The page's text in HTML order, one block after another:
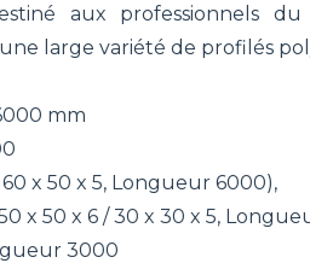
aux professionnels
large variété de profilés
mm
60 x 50 x 5, Longueur 6000),
x 50 x 6 / 30 x 30 x 5,
3000